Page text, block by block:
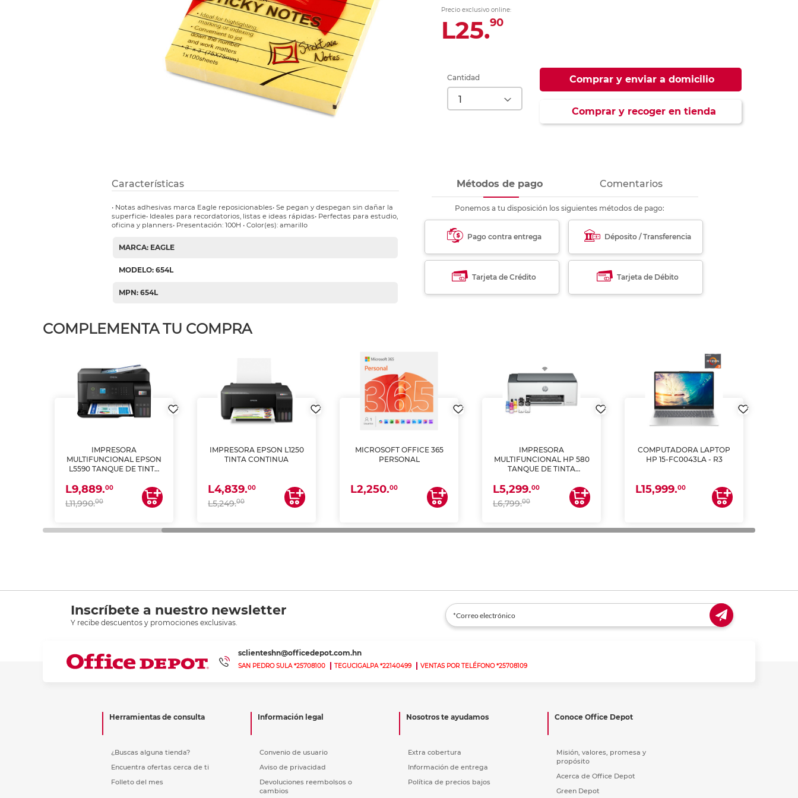
Ver más
Etiquetas inkjet y láser
Refuerzos para carpeta
Ver más
Precio exclusivo online:
L25.90
Cantidad Comprar y enviar a domicilio
Comprar y recoger en tienda
Características
• Notas adhesivas marca Eagle reposicionables• Se pegan y despegan sin dañar la
superficie• Ideales para recordatorios, listas e ideas rápidas• Perfectas para estudio,
oficina y planners• Presentación: 100H • Color(es): amarillo
MARCA: EAGLE
MODELO: 654L
MPN: 654L
Métodos de pago Comentarios
Ponemos a tu disposición los siguientes métodos de pago:
Pago contra entrega Déposito / Transferencia
Tarjeta de Crédito Tarjeta de Débito
COMPLEMENTA TU COMPRA
IMPRESORA
MULTIFUNCIONAL EPSON
L5590 TANQUE DE TINTA
ESCANEA)
L9,889.00
L11,990.00
IMPRESORA EPSON L1250
TINTA CONTINUA
L4,839.00
L5,249.00
MICROSOFT OFFICE 365
PERSONAL
L2,250.00
IMPRESORA
MULTIFUNCIONAL HP 580
TANQUE DE TINTA
ESCANEA)
L5,299.00
L6,799.00
COMPUTADORA LAPTOP
HP 15-FC0043LA - R3
L15,999.00
Inscríbete a nuestro newsletter
Y recibe descuentos y promociones exclusivas.
sclienteshn@officedepot.com.hn
SAN PEDRO SULA *25708100 TEGUCIGALPA *22140499 VENTAS POR TELÉFONO *25708109
Herramientas de consulta
¿Buscas alguna tienda?
Encuentra ofertas cerca de ti
Folleto del mes
Información legal
Convenio de usuario
Aviso de privacidad
Devoluciones reembolsos o
cambios
Nosotros te ayudamos
Extra cobertura
Información de entrega
Política de precios bajos
Conoce Office Depot
Misión, valores, promesa y
propósito
Acerca de Office Depot
Green Depot